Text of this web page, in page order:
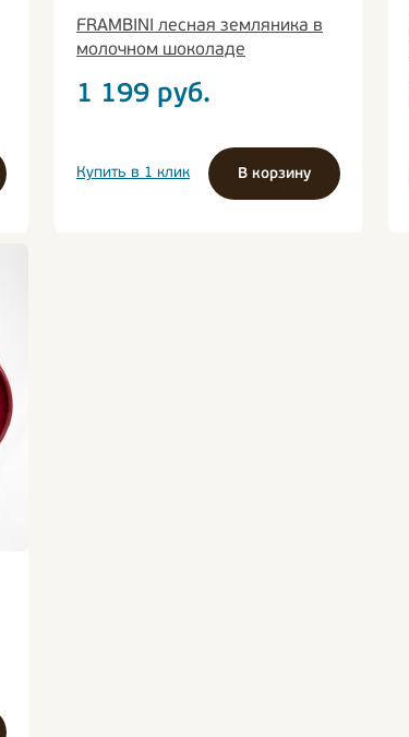
FRAMBINI лесная земляника в
молочном шоколаде
1 199 руб.
Купить в 1 клик В корзину